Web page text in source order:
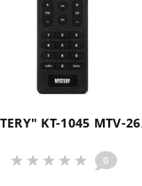
KT-1045 MTV-
0